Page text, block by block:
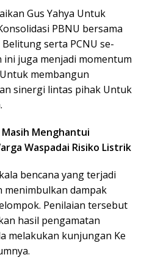
Gus Yahya Untuk
PBNU bersama
serta PCNU se-
juga menjadi momentum
membangun
sinergi lintas pihak Untuk
Masih Menghantui
Waspadai Risiko Listrik
bencana yang terjadi
menimbulkan dampak
Penilaian tersebut
hasil pengamatan
melakukan kunjungan Ke